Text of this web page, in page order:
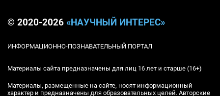
© 2020-2026 «НАУЧНЫЙ ИНТЕРЕС»
ИНФОРМАЦИОННО-ПОЗНАВАТЕЛЬНЫЙ ПОРТАЛ
Материалы сайта предназначены для лиц 16 лет и старше (16+)
Материалы, размещенные на сайте, носят информационный
характер и предназначены для образовательных целей. Авторские